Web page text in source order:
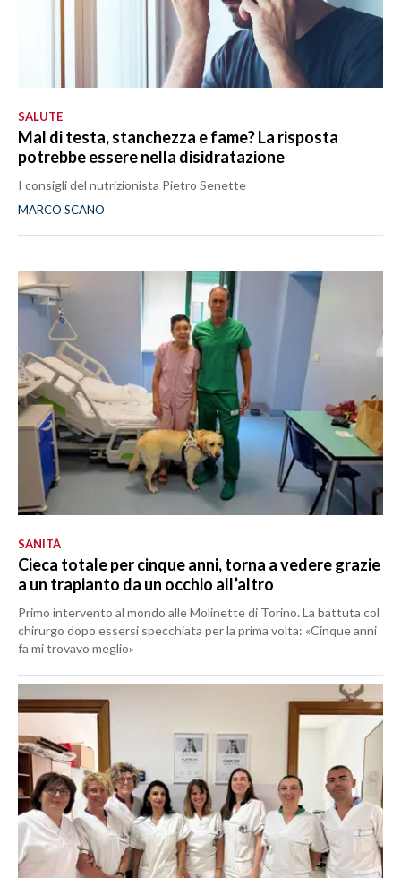
SALUTE
Mal di testa, stanchezza e fame? La risposta
potrebbe essere nella disidratazione
I consigli del nutrizionista Pietro Senette
MARCO SCANO
SANITÀ
Cieca totale per cinque anni, torna a vedere grazie
a un trapianto da un occhio all’altro
Primo intervento al mondo alle Molinette di Torino. La battuta col
chirurgo dopo essersi specchiata per la prima volta: «Cinque anni
fa mi trovavo meglio»